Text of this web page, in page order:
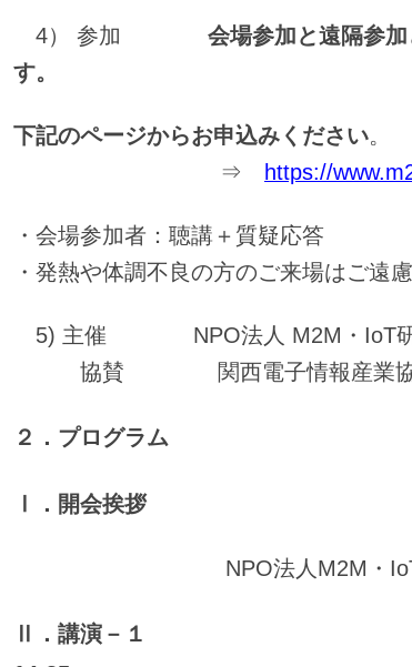
4） 参加 会場参加と遠隔参
す。
下記のページからお申込みください。
⇒
https://
・会場参加者：聴講＋質疑応答
・発熱や体調不良の方のご来場はご遠慮
5) 主催 NPO法人 M2M・IoT研
協賛 関西電子情報産業協同
２．プログラム
Ⅰ．開会挨拶 ・
NPO法人M2M・
Ⅱ．講演－１